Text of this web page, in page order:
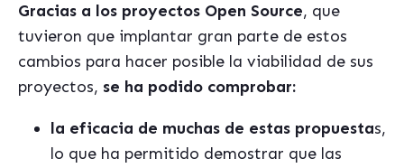
Gracias a los proyectos Open Source, que
tuvieron que implantar gran parte de estos
cambios para hacer posible la viabilidad de sus
proyectos, se ha podido comprobar:
la eficacia de muchas de estas propuestas,
lo que ha permitido demostrar que las